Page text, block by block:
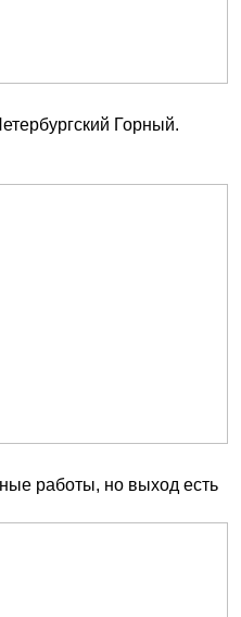
Горный.
работы, но выход есть